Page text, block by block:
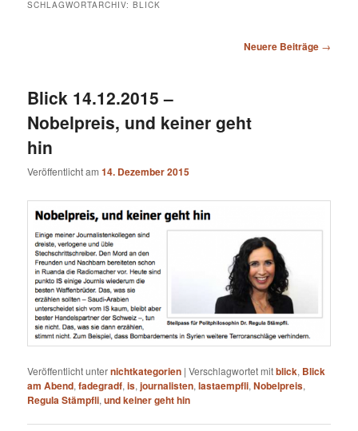
SCHLAGWORTARCHIV:BLICK
Neuere Beiträge →
Blick 14.12.2015 –
Nobelpreis, und keiner geht
hin
Veröffentlicht am14. Dezember 2015
Veröffentlicht unternichtkategorien |Verschlagwortet mitblick, Blick
am Abend,fadegradf,is,journalisten,lastaempfli,Nobelpreis,
Regula Stämpfli,und keiner geht hin